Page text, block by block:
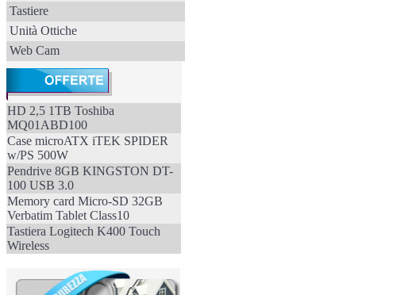
Tastiere
Unità Ottiche
Web Cam
HD 2,5 1TB Toshiba
MQ01ABD100
Case microATX iTEK SPIDER
w/PS 500W
Pendrive 8GB KINGSTON DT-
100 USB 3.0
Memory card Micro-SD 32GB
Verbatim Tablet Class10
Tastiera Logitech K400 Touch
Wireless